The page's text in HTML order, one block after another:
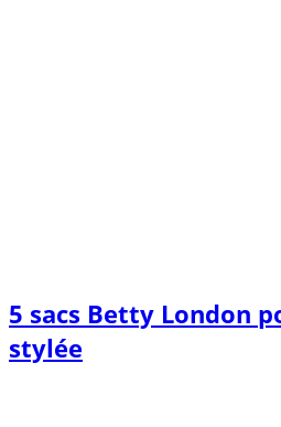
5 sacs Betty London
stylée